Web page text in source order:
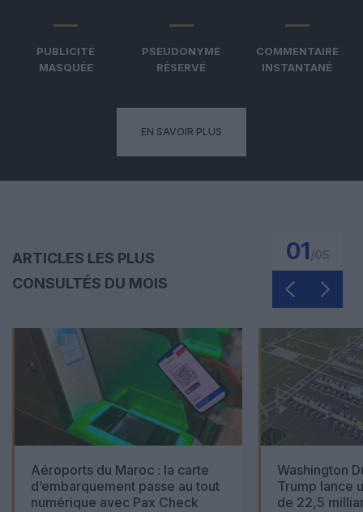
PUBLICITÉ
MASQUÉE
PSEUDONYME
RÉSERVÉ
COMMENTAIRE
INSTANTANÉ
EN SAVOIR PLUS
ARTICLES LES PLUS
CONSULTÉS DU MOIS
01
Aéroports du Maroc : la carte
d’embarquement passe au tout
numérique avec Pax Check
Washington
Trump lance
de 22,5